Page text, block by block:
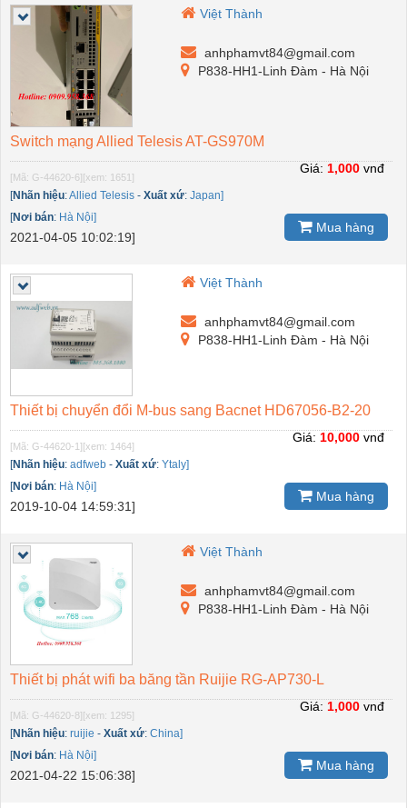
Việt Thành
anhphamvt84@gmail.com
P838-HH1-Linh Đàm - Hà Nội
Switch mạng Allied Telesis AT-GS970M
[Mã: G-44620-6] [xem: 1651]
[Nhãn hiệu:Allied Telesis - Xuất xứ: Japan]
[Nơi bán: Hà Nội]
2021-04-05 10:02:19]
Giá: 1,000 vnđ
Mua hàng
Việt Thành
anhphamvt84@gmail.com
P838-HH1-Linh Đàm - Hà Nội
Thiết bị chuyển đổi M-bus sang Bacnet HD67056-B2-20
[Mã: G-44620-1] [xem: 1464]
[Nhãn hiệu: adfweb - Xuất xứ: Ytaly]
[Nơi bán: Hà Nội]
2019-10-04 14:59:31]
Giá: 10,000 vnđ
Mua hàng
Việt Thành
anhphamvt84@gmail.com
P838-HH1-Linh Đàm - Hà Nội
Thiết bị phát wifi ba băng tần Ruijie RG-AP730-L
[Mã: G-44620-8] [xem: 1295]
[Nhãn hiệu: ruijie - Xuất xứ: China]
[Nơi bán: Hà Nội]
2021-04-22 15:06:38]
Giá: 1,000 vnđ
Mua hàng